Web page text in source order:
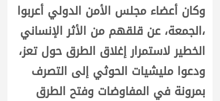
وكان أعضاء مجلس الأمن الدولي أعربوا
،الجمعة، عن قلقهم من الأثر الإنساني
الخطير لاستمرار إغلاق الطرق حول تعز،
ودعوا مليشيات الحوثي إلى التصرف
بمرونة في المفاوضات وفتح الطرق